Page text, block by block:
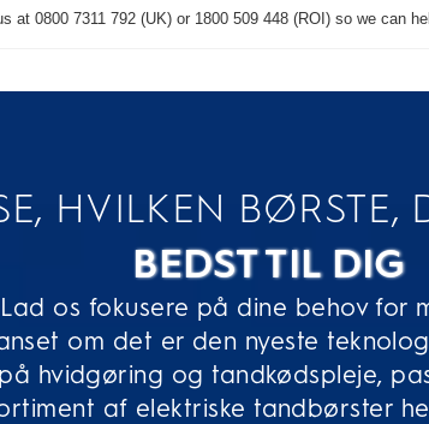
HVILKEN BØRSTE,
BEDST TIL DIG
Lad os fokusere på dine behov for
om det er den nyeste
hvidgøring og tandkødspleje,
af elektriske tandbørster